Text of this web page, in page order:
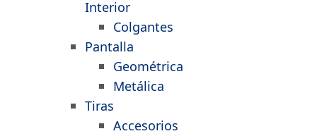
Interior
Colgantes
Pantalla
Geométrica
Metálica
Tiras
Accesorios